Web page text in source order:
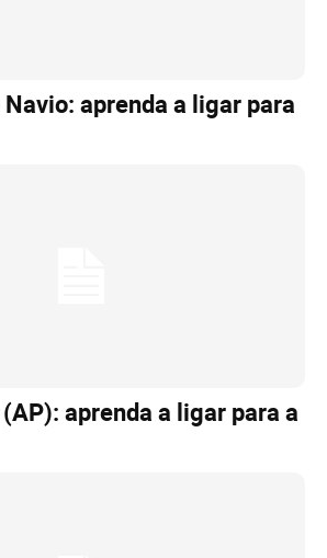
Navio: aprenda a ligar para
(AP): aprenda a ligar para a